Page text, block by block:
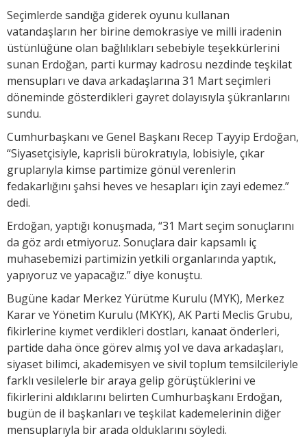
Seçimlerde sandığa giderek oyunu kullanan
vatandaşların her birine demokrasiye ve milli iradenin
üstünlüğüne olan bağlılıkları sebebiyle teşekkürlerini
sunan Erdoğan, parti kurmay kadrosu nezdinde teşkilat
mensupları ve dava arkadaşlarına 31 Mart seçimleri
döneminde gösterdikleri gayret dolayısıyla şükranlarını
sundu.
Cumhurbaşkanı ve Genel Başkanı Recep Tayyip Erdoğan,
“Siyasetçisiyle, kaprisli bürokratıyla, lobisiyle, çıkar
gruplarıyla kimse partimize gönül verenlerin
fedakarlığını şahsi heves ve hesapları için zayi edemez.”
dedi.
Erdoğan, yaptığı konuşmada, “31 Mart seçim sonuçlarını
da göz ardı etmiyoruz. Sonuçlara dair kapsamlı iç
muhasebemizi partimizin yetkili organlarında yaptık,
yapıyoruz ve yapacağız.” diye konuştu.
Bugüne kadar Merkez Yürütme Kurulu (MYK), Merkez
Karar ve Yönetim Kurulu (MKYK), AK Parti Meclis Grubu,
fikirlerine kıymet verdikleri dostları, kanaat önderleri,
partide daha önce görev almış yol ve dava arkadaşları,
siyaset bilimci, akademisyen ve sivil toplum temsilcileriyle
farklı vesilelerle bir araya gelip görüştüklerini ve
fikirlerini aldıklarını belirten Cumhurbaşkanı Erdoğan,
bugün de il başkanları ve teşkilat kademelerinin diğer
mensuplarıyla bir arada olduklarını söyledi.